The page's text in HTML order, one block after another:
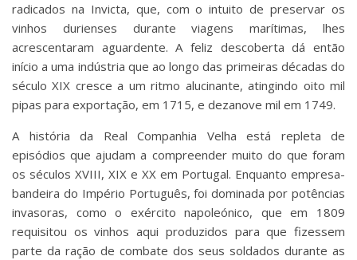
radicados na Invicta, que, com o intuito de preservar os
vinhos durienses durante viagens marítimas, lhes
acrescentaram aguardente. A feliz descoberta dá então
início a uma indústria que ao longo das primeiras décadas do
século XIX cresce a um ritmo alucinante, atingindo oito mil
pipas para exportação, em 1715, e dezanove mil em 1749.
A história da Real Companhia Velha está repleta de
episódios que ajudam a compreender muito do que foram
os séculos XVIII, XIX e XX em Portugal. Enquanto empresa-
bandeira do Império Português, foi dominada por potências
invasoras, como o exército napoleónico, que em 1809
requisitou os vinhos aqui produzidos para que fizessem
parte da ração de combate dos seus soldados durante as